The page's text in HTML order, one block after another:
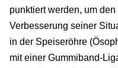
punktiert werden, um
Verbesserung seiner
in der Speiseröhre
mit einer Gummiband-